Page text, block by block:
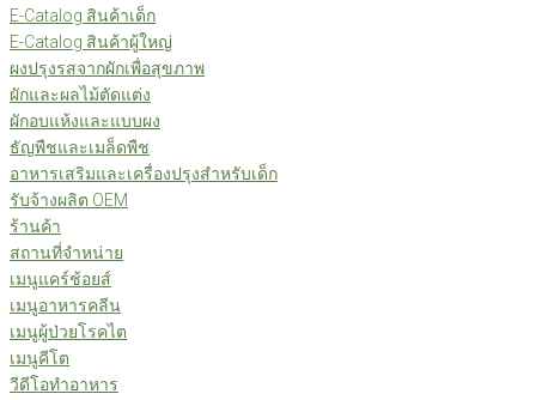
E-Catalog สินค้าเด็ก
E-Catalog สินค้าผู้ใหญ่
ผงปรุงรสจากผักเพื่อสุขภาพ
ผักและผลไม้ตัดแต่ง
ผักอบแห้งและแบบผง
ธัญพืชและเมล็ดพืช
อาหารเสริมและเครื่องปรุงสำหรับเด็ก
รับจ้างผลิต OEM
ร้านค้า
สถานที่จำหน่าย
เมนูแคร์ช้อยส์
เมนูอาหารคลีน
เมนูผู้ป่วยโรคไต
เมนูคีโต
วีดีโอทำอาหาร